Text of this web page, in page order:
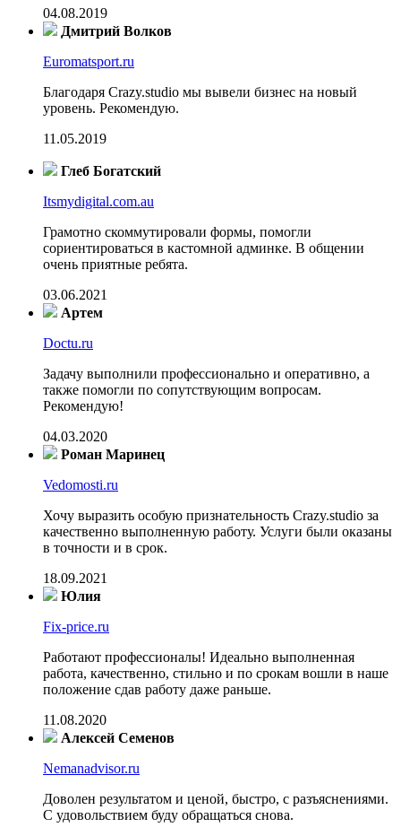
04.08.2019
Дмитрий Волков
Euromatsport.ru
Благодаря Crazy.studio мы вывели бизнес на новый
уровень. Рекомендую.
11.05.2019
Глеб Богатский
Itsmydigital.com.au
Грамотно скоммутировали формы, помогли
сориентироваться в кастомной админке. В общении
очень приятные ребята.
03.06.2021
Артем
Doctu.ru
Задачу выполнили профессионально и оперативно, а
также помогли по сопутствующим вопросам.
Рекомендую!
04.03.2020
Роман Маринец
Vedomosti.ru
Хочу выразить особую признательность Crazy.studio за
качественно выполненную работу. Услуги были оказаны
в точности и в срок.
18.09.2021
Юлия
Fix-price.ru
Работают профессионалы! Идеально выполненная
работа, качественно, стильно и по срокам вошли в наше
положение сдав работу даже раньше.
11.08.2020
Алексей Семенов
Nemanadvisor.ru
Доволен результатом и ценой, быстро, с разъяснениями.
С удовольствием буду обращаться снова.